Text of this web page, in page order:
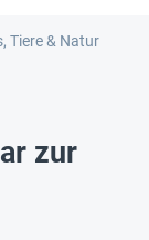
Tiere & Natur
zur